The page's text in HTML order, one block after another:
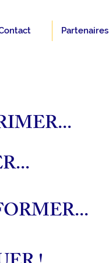
Partenaires